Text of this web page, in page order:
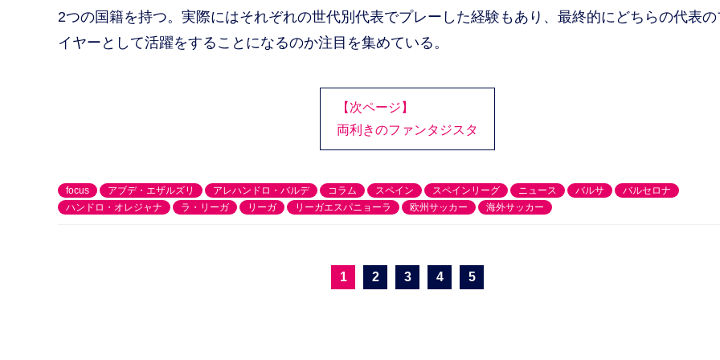
2つの国籍を持つ。実際にはそれぞれの世代別代表でプレーした経験もあり、最終的にどちらの代表の
イヤーとして活躍をすることになるのか注目を集めている。
【次ページ】
両利きのファンタジスタ
focus アブデ・エザルズリ アレハンドロ・バルデ コラム スペイン スペインリーグ ニュース バルサ
バルセロナ
ハンドロ・オレジャナ
ラ・リーガ リーガ リーガエスパニョーラ 欧州サッカー 海外サッカー
1 2 3 4 5